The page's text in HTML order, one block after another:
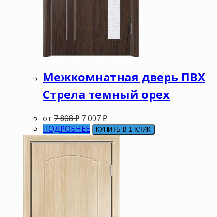
Межкомнатная дверь ПВХ
Стрела темный орех
от 7 808₽ 7 007₽
ПОДРОБНЕЕ
КУПИТЬ В 1 КЛИК